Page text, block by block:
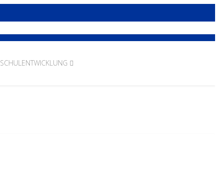
SCHULENTWICKLUNG